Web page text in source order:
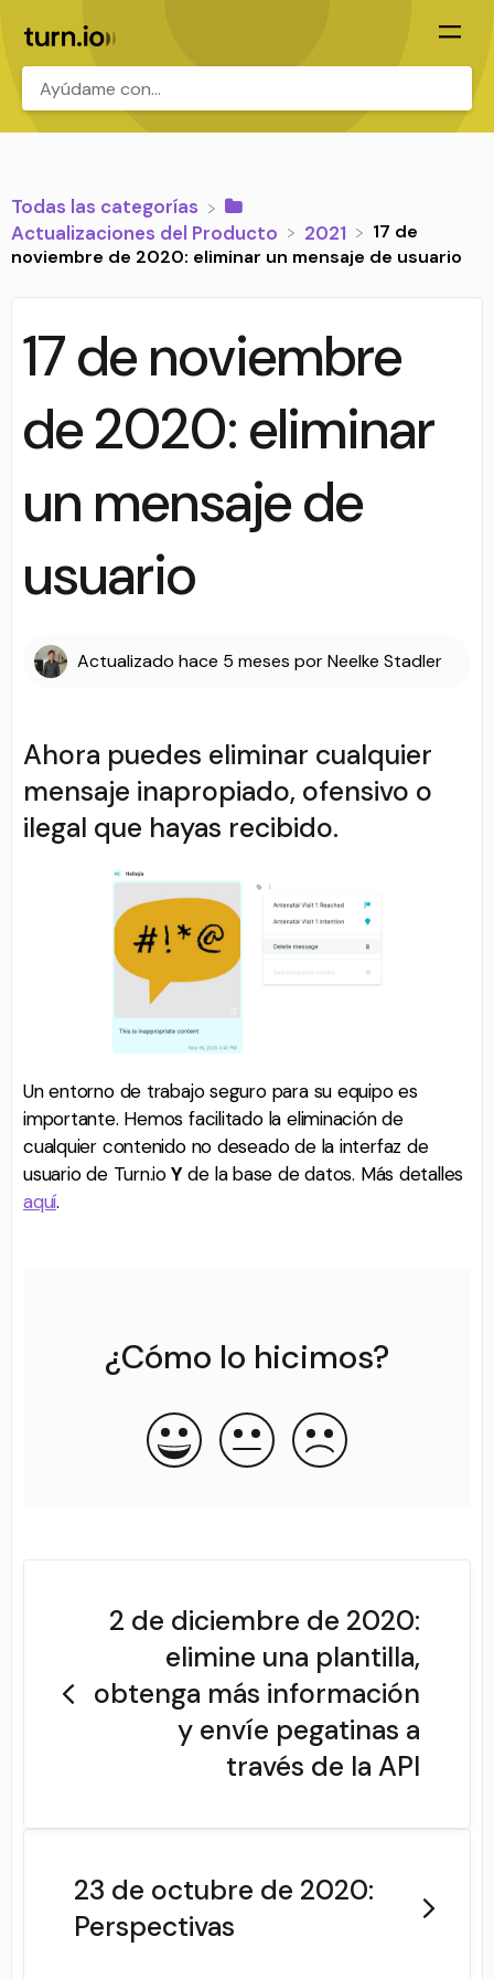
Todas las categorías
​Actualizaciones del Producto
​2021
17 de
noviembre de 2020: eliminar un mensaje de usuario
17 de noviembre
de 2020: eliminar
un mensaje de
usuario
Actualizado hace 5 meses porNeelke Stadler
Ahora puedes eliminar cualquier
mensaje inapropiado, ofensivo o
ilegal que hayas recibido.
Un entorno de trabajo seguro para su equipo es
importante. Hemos facilitado la eliminación de
cualquier contenido no deseado de la interfaz de
usuario de Turn.ioYde la base de datos. Más detalles
aquí.
¿Cómo lo hicimos?
2 de diciembre de 2020:
elimine una plantilla,
obtenga más información
y envíe pegatinas a
través de la API
23 de octubre de 2020:
Perspectivas
.